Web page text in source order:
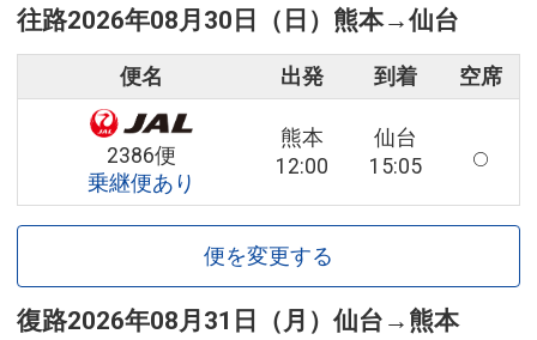
往路2026年08月30日（日） 熊本→仙台
便名 出発 到着 空席
2386便
乗継便あり
熊本
12:00
仙台
15:05
便を変更する
復路2026年08月31日（月） 仙台 → 熊本